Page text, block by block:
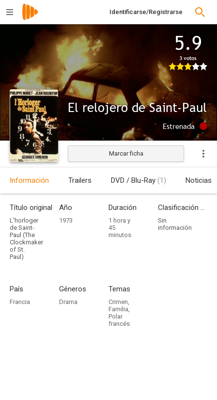
Identificarse/Registrarse
5.9
3 votos
El relojero de Saint-Paul
Estrenada
Marcar ficha
Información Trailers DVD / Blu-Ray (1) Noticias
Título original
L’horloger
de Saint-
Paul (The
Clockmaker
of St.
Paul)
Año
1973
Duración
1 hora y
45
minutos
Clasificación por edades
Sin
información
País
Francia
Géneros
Drama
Temas
Crimen,
Familia,
Polar
francés